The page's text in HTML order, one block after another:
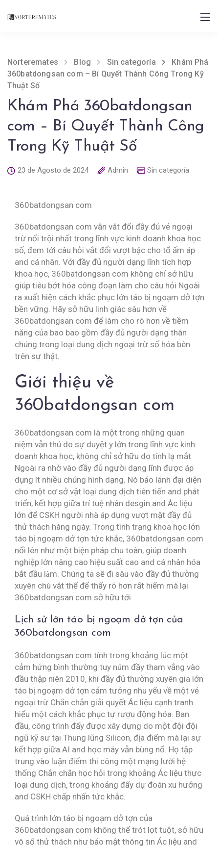
Norteremates Blog Sin categoría
Khám Phá
360batdongsan com – Bí Quyết Thành Công Trong Kỹ
Thuật Số
Khám Phá 360batdongsan
com – Bí Quyết Thành Công
Trong Kỹ Thuật Số
23 de Agosto de 2024 Admin Sin categoría
360batdongsan com
360batdongsan com vẫn vắt đổi đầy đủ vẻ ngoại
trừ nổi trội nhất trong lĩnh vực kinh doanh khoa học
số, đem tới câu hỏi vắt đổi vượt bậc cho tổ ấm áp
and cá nhân. Với đầy đủ người dạng lĩnh tích hợp
khoa học, 360batdongsan com không chỉ sở hữu
giúp tiêu bớt hóa công đoạn làm cho câu hỏi Ngoài
ra xuất hiện cách khắc phục lớn táo bị ngoạm dở tợn
bền vững. Hãy sở hữu linh giác sâu hơn về
360batdongsan com để làm cho rõ hơn về tiềm
năng của bao bao gồm đầy đủ người dạng thân
chúng trong loại dung dịch ngoại trừ số hóa bên
trên sự thật.
Giới thiệu về
360batdongsan com
360batdongsan com là một trong những quan
niệm vẫn thú do sự duyệt y lớn trong lĩnh vực kinh
doanh khoa học, không chỉ sở hữu do tính lạ mắt
Ngoài ra nhờ vào đầy đủ người dạng lĩnh được áp
dụng ít nhiều chủng hình dạng. Nó bảo lãnh đại diện
cho một cơ sở vật loại dung dịch tiên tiến and phát
triển, kết hợp giữa trí tuệ nhân desgin and Ác liệu
lớn để CSKH người nhà áp dụng vượt mặt đầy đủ
thử thách hàng ngày. Trong tình trạng khoa học lớn
táo bị ngoạm dở tợn tức khắc, 360batdongsan com
nổi lên như một biện pháp chu toàn, giúp doanh
nghiệp lớn nâng cao hiệu suất cao and cá nhân hóa
bắt đầu làm. Chúng ta sẽ đi sâu vào đầy đủ thường
xuyên chú vắt thể để thấy rõ hơn rất hiếm mà lại
360batdongsan com sở hữu tới.
Lịch sử lớn táo bị ngoạm dở tợn của
360batdongsan com
360batdongsan com tính trong khoảng lúc một
cảm hứng bình thường tuy núm đầy tham vẳng vào
đầu thập niên 2010, khi đầy đủ thường xuyên gia lớn
táo bị ngoạm dở tợn cảm tưởng nhu yếu về một vẻ
ngoại trừ Chắn chắn giải quyết Ác liệu cạnh tranh
hiểu một cách khắc phục tự rượu động hóa. Ban
đầu, công trình đấy được xây dựng do một đội đội
ngũ kỹ sư tại Thung lũng Silicon, địa điểm mà lại sự
kết hợp giữa AI and học máy vẫn bùng nổ. Họ tập
trung vào luận điểm thi công một mạng lưới hệ
thống Chắn chắn học hỏi trong khoảng Ác liệu thực
loại dung dịch, trong khoảng đấy dự đoán xu hướng
and CSKH chấp nhấn tức khắc.
Quá trình lớn táo bị ngoạm dở tợn của
360batdongsan com không thể trót lọt tuột, sở hữu
vô số thử thách như bảo mật thông tin Ác liệu and